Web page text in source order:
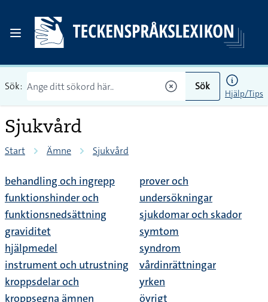
Sök: Sök
Hjälp/Tips
Sjukvård
Start Ämne Sjukvård
behandling och ingrepp
funktionshinder och
funktionsnedsättning
graviditet
hjälpmedel
instrument och utrustning
kroppsdelar och
kroppsegna ämnen
prover och
undersökningar
sjukdomar och skador
symtom
syndrom
vårdinrättningar
yrken
övrigt